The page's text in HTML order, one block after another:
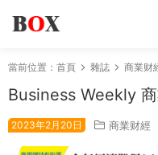
當前位置： 首頁 雜誌 商業财
Business Weekly
2023年2月20日 商業财經